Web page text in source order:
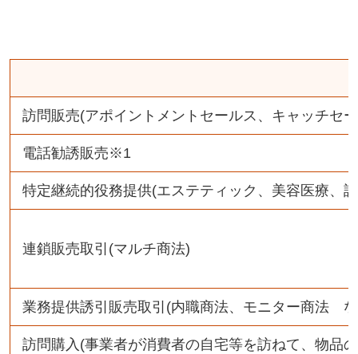
訪問販売(アポイントメントセールス、キャッチセ
電話勧誘販売※1
特定継続的役務提供(エステティック、美容医療、
連鎖販売取引(マルチ商法)
業務提供誘引販売取引(内職商法、モニター商法
訪問購入(事業者が消費者の自宅等を訪ねて、物品